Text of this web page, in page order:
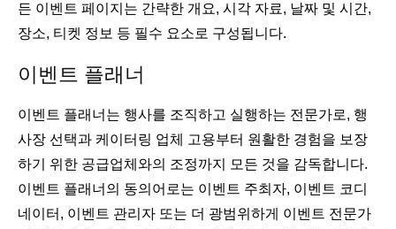
든 이벤트 페이지는 간략한 개요, 시각 자료, 날짜 및 시간,
장소, 티켓 정보 등 필수 요소로 구성됩니다.
이벤트 플래너
이벤트 플래너는 행사를 조직하고 실행하는 전문가로, 행
사장 선택과 케이터링 업체 고용부터 원활한 경험을 보장
하기 위한 공급업체와의 조정까지 모든 것을 감독합니다.
이벤트 플래너의 동의어로는 이벤트 주최자, 이벤트 코디
네이터, 이벤트 관리자 또는 더 광범위하게 이벤트 전문가